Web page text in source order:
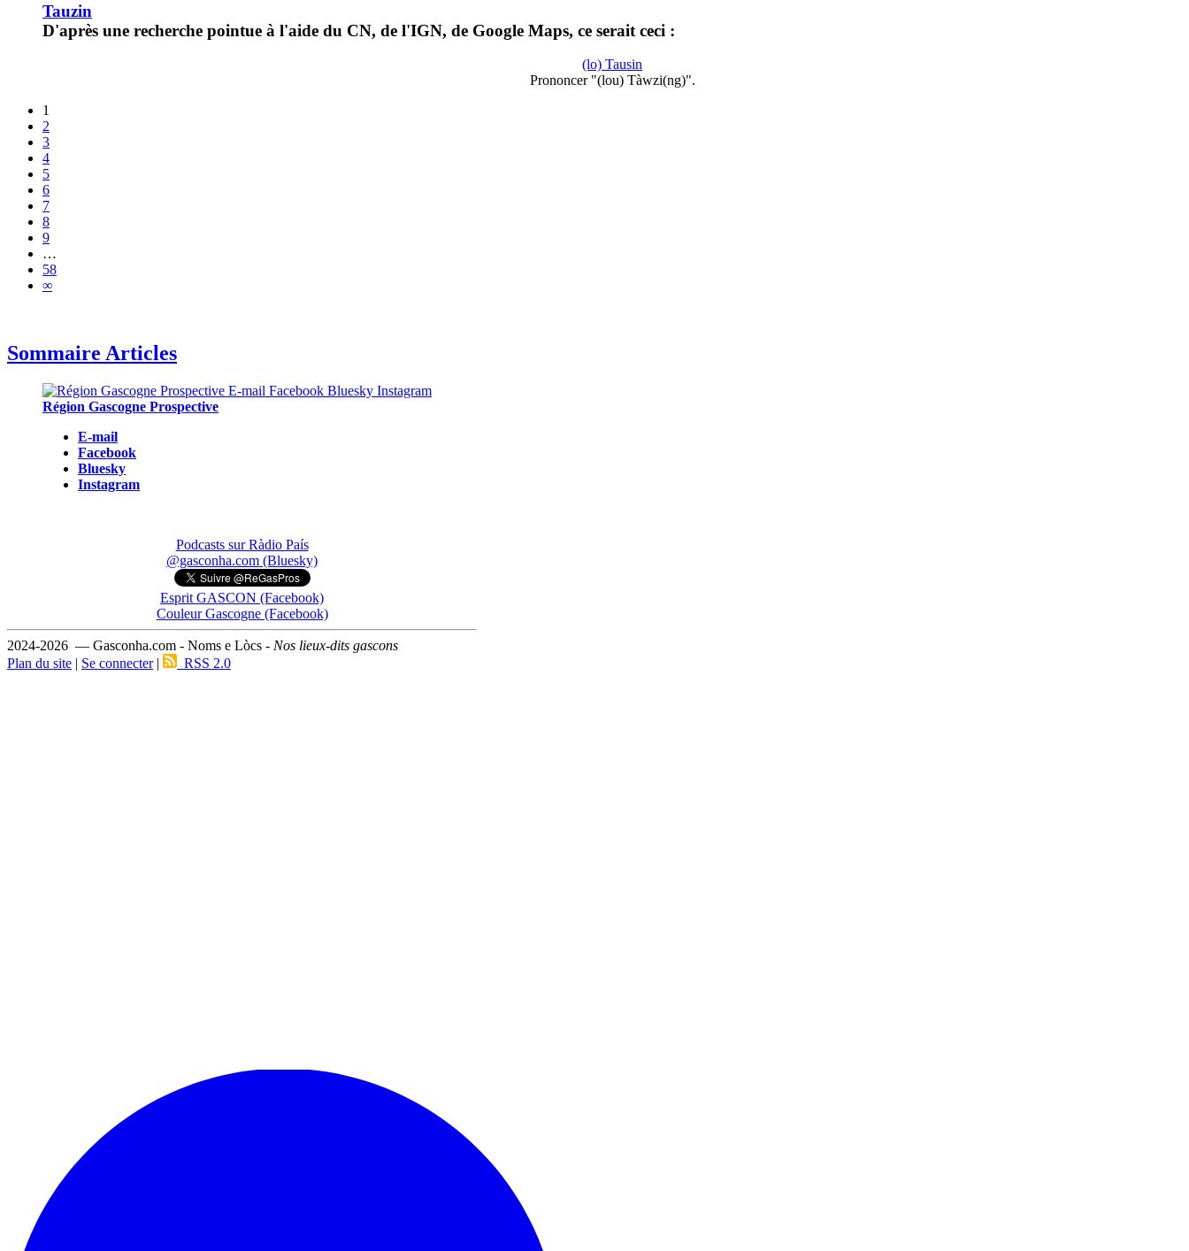
Tauzin
D'après une recherche pointue à l'aide du CN, de l'IGN, de Google Maps, ce serait ceci :
(lo) Tausin
Prononcer "(lou) Tàwzi(ng)".
1
2
3
4
5
6
7
8
9
…
58
∞
Sommaire Articles
Région Gascogne Prospective
E-mail
Facebook
Bluesky
Instagram
Podcasts sur Ràdio País
@gasconha.com (Bluesky)
Esprit GASCON (Facebook)
Couleur Gascogne (Facebook)
2024-2026 — Gasconha.com - Noms e Lòcs - Nos lieux-dits gascons
Plan du site | Se connecter| RSS 2.0